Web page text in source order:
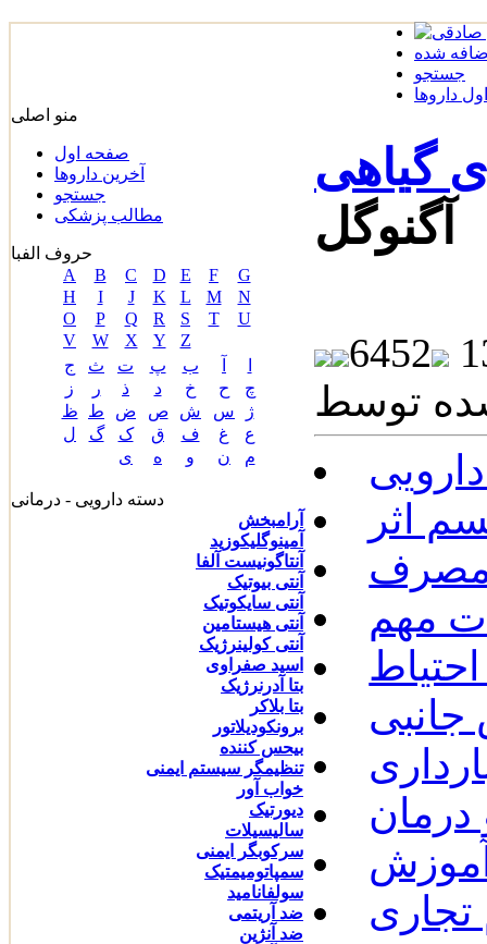
شده
جستجو
داروها
منو اصلی
صفحه اول
آخرین داروها
جستجو
مطالب پزشکی
حروف الفبا
A
B C D E F
G
H
I J K L M
N
O
P Q R S T
U
V
W X Y
Z
ب پ ت ث
ج
چ
ح خ د ذ ر
ز
ژ
س ش ص ض ط
ظ
ع
غ ف ق ک گ
ل
م
ن و ه ی
دسته دارویی - درمانی
آرامبخش
آمینوگلیکوزید
آنتاگونیست آلفا
آنتی بیوتیک
آنتی سایکوتیک
آنتی هیستامین
آنتی کولینرژیک
اسید صفراوی
بتا آدرنرژیک
بتا بلاکر
برونکودیلاتور
بیحس کننده
تنظیمگر سیستم ایمنی
خواب آور
دیورتیک
سالیسیلات
سرکوبگر ایمنی
سمپاتومیمتیک
سولفانامید
ضد آریتمی
ضد آنژین
گیاهی
آگنوگل
6452
اثر
مصرف
مهم
تجاری